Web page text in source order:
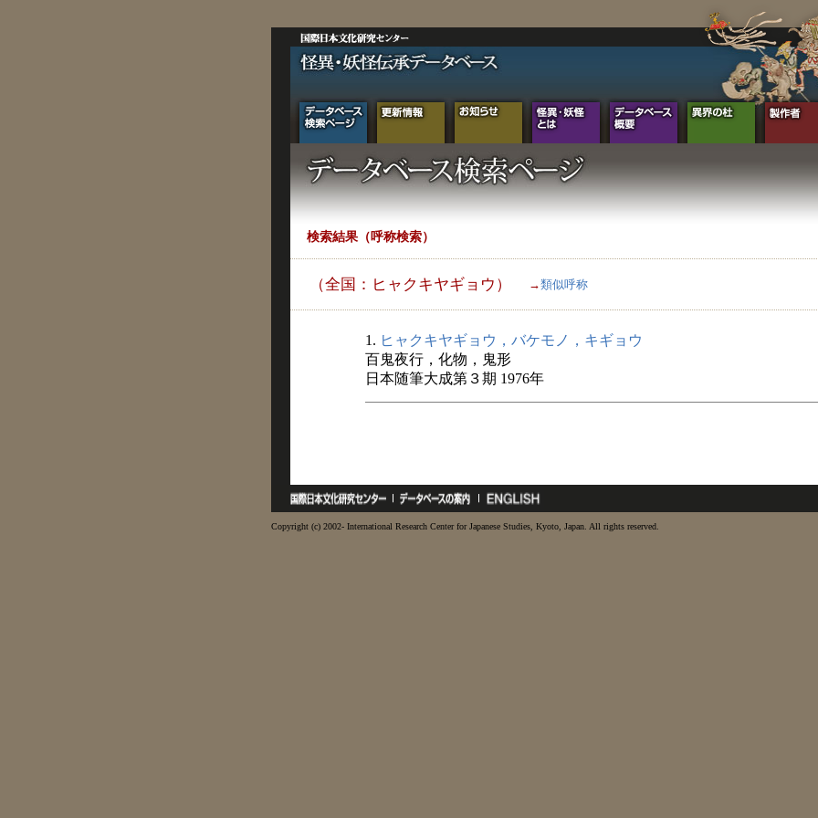
検索結果（呼称検索）
（全国：ヒャクキヤギョウ） →類似呼称
1. ヒャクキヤギョウ，バケモノ，キギョウ
百鬼夜行，化物，鬼形
日本随筆大成第３期 1976年
Copyright (c) 2002- International Research Center for Japanese Studies, Kyoto, Japan. All rights reserved.